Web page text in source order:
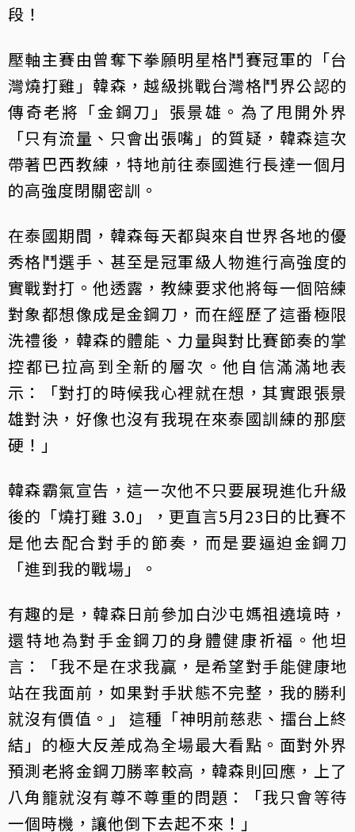
段！
壓軸主賽由曾奪下拳願明星格鬥賽冠軍的「台
灣燒打雞」韓森，越級挑戰台灣格鬥界公認的
傳奇老將「金鋼刀」張景雄。為了甩開外界
「只有流量、只會出張嘴」的質疑，韓森這次
帶著巴西教練，特地前往泰國進行長達一個月
的高強度閉關密訓。
在泰國期間，韓森每天都與來自世界各地的優
秀格鬥選手、甚至是冠軍級人物進行高強度的
實戰對打。他透露，教練要求他將每一個陪練
對象都想像成是金鋼刀，而在經歷了這番極限
洗禮後，韓森的體能、力量與對比賽節奏的掌
控都已拉高到全新的層次。他自信滿滿地表
示：「對打的時候我心裡就在想，其實跟張景
雄對決，好像也沒有我現在來泰國訓練的那麼
硬！」
韓森霸氣宣告，這一次他不只要展現進化升級
後的「燒打雞 3.0」，更直言5月23日的比賽不
是他去配合對手的節奏，而是要逼迫金鋼刀
「進到我的戰場」。
有趣的是，韓森日前參加白沙屯媽祖遶境時，
還特地為對手金鋼刀的身體健康祈福。他坦
言：「我不是在求我贏，是希望對手能健康地
站在我面前，如果對手狀態不完整，我的勝利
就沒有價值。」 這種「神明前慈悲、擂台上終
結」的極大反差成為全場最大看點。面對外界
預測老將金鋼刀勝率較高，韓森則回應，上了
八角籠就沒有尊不尊重的問題：「我只會等待
一個時機，讓他倒下去起不來！」